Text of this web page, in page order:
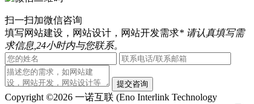
扫一扫加微信咨询
填写网站建设，网站设计，网站开发需求* 请认真填写需
求信息,24小时内与您联系。
提交咨询
Copyright ©2026 一诺互联 (Eno Interlink Technology